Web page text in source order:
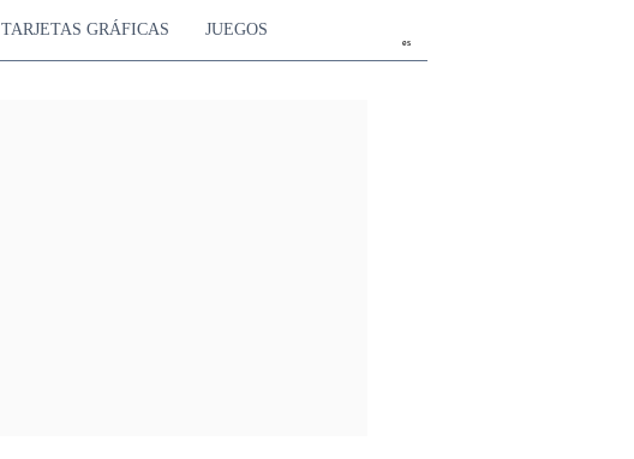
es
TARJETAS GRÁFICAS JUEGOS